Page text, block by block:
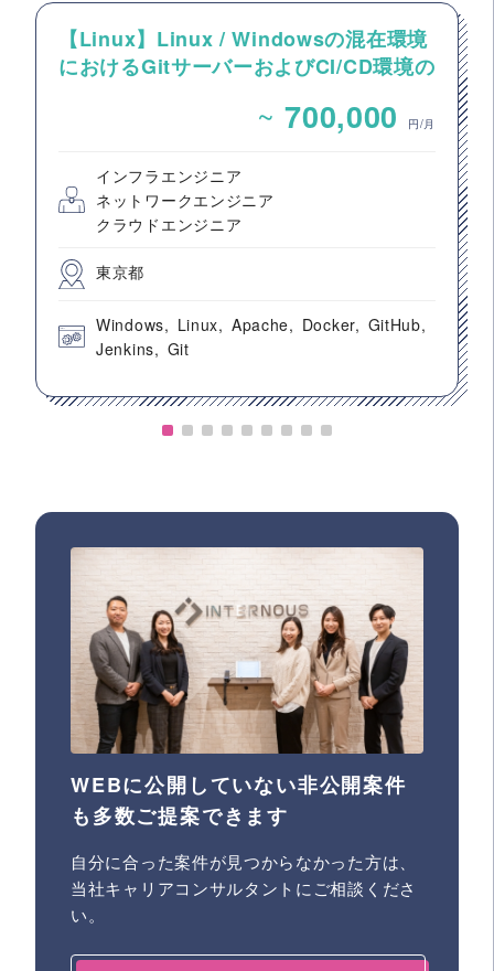
【Linux】Linux / Windowsの混在環境
におけるGitサーバーおよびCI/CD環境の
~ 700,000 円/月
インフラエンジニア
ネットワークエンジニア
クラウドエンジニア
東京都
Windows Linux Apache Docker
GitHub
Jenkins
Git
WEBに公開していない非公開案件
も多数ご提案できます
自分に合った案件が見つからなかった方は、
当社キャリアコンサルタントにご相談くださ
い。